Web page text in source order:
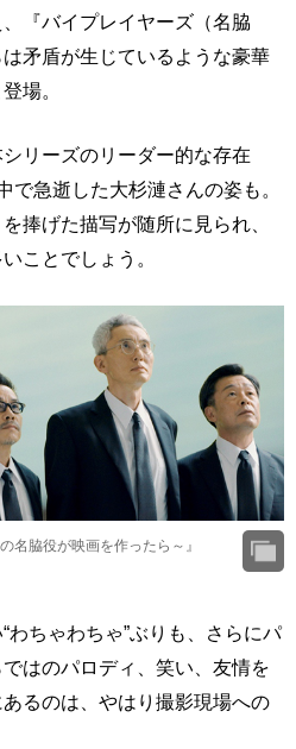
『バイプレイヤーズ（名脇
矛盾が生じているような豪華
場。
リーズのリーダー的な存在
で急逝した大杉漣さんの姿も。
捧げた描写が随所に見られ、
ことでしょう。
名脇役が映画を作ったら～』
わちゃわちゃ”ぶりも、さらにパ
はのパロディ、笑い、友情を
るのは、やはり撮影現場への